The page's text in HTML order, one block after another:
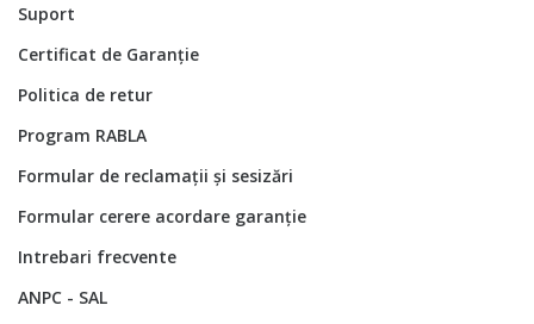
Suport
Certificat de Garanție
Politica de retur
Program RABLA
Formular de reclamații și sesizări
Formular cerere acordare garanție
Intrebari frecvente
ANPC - SAL